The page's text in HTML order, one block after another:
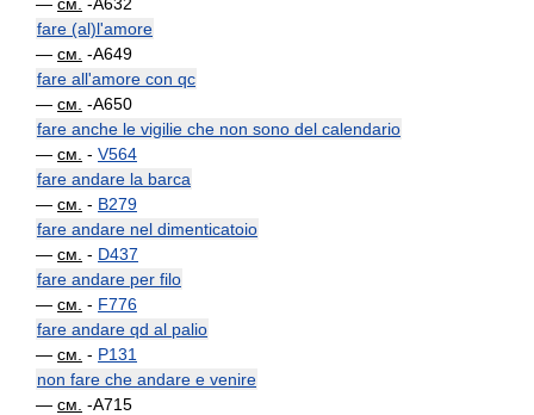
fare (al)l'amore
— см. -A649
fare all'amore con qc
— см. -A650
fare anche le vigilie che non sono del calendario
— см. - V564
fare andare la barca
— см. - B279
fare andare nel dimenticatoio
— см. - D437
fare andare per filo
— см. - F776
fare andare qd al palio
— см. - P131
non fare che andare e venire
— см. -A715